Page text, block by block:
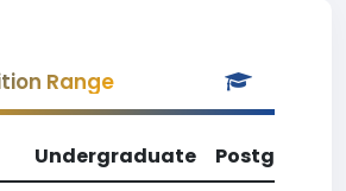
Range
Undergraduate